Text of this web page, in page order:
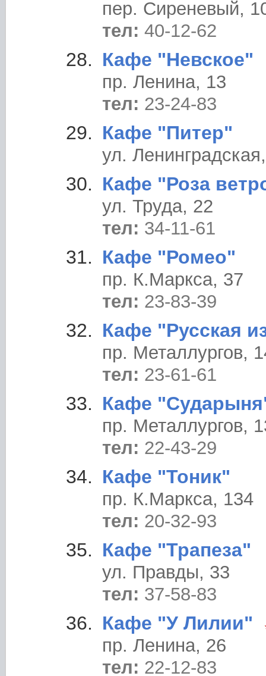
пер. Сиреневый,
тел: 40-12-62
Кафе "Невское"
пр. Ленина, 13
тел: 23-24-83
Кафе "Питер"
ул.
Кафе "Роза
ул. Труда, 22
тел: 34-11-61
Кафе "Ромео"
пр. К.Маркса, 37
тел: 23-83-39
Кафе "Русская
пр. Металлургов,
тел: 23-61-61
Кафе
пр. Металлургов,
тел: 22-43-29
Кафе "Тоник"
пр. К.Маркса, 134
тел: 20-32-93
Кафе "Трапеза"
ул. Правды, 33
тел: 37-58-83
Кафе "У Лилии"
пр. Ленина, 26
тел: 22-12-83